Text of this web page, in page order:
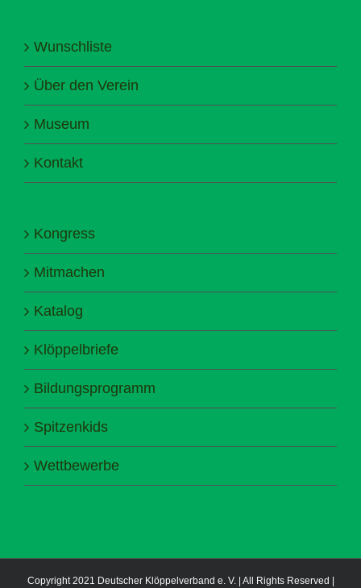
Wunschliste
Über den Verein
Museum
Kontakt
Kongress
Mitmachen
Katalog
Klöppelbriefe
Bildungsprogramm
Spitzenkids
Wettbewerbe
Copyright 2021 Deutscher Klöppelverband e. V. | All Rights Reserved |